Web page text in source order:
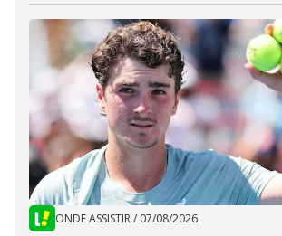
ONDE ASSISTIR/ 07/08/2026